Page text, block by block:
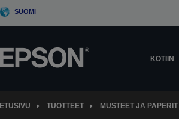
SUOMI
KOTIIN
ETUSIVU TUOTTEET MUSTEET JA PAPERIT